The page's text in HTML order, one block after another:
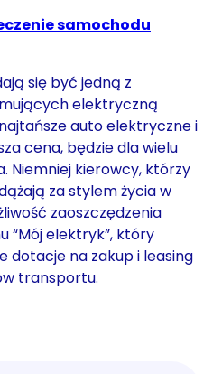
samochodu
się być jedną z
elektryczną
auto elektryczne i
cena, będzie dla wielu
Niemniej kierowcy, którzy
za stylem życia w
zaoszczędzenia
“Mój elektryk”, który
dotacje na zakup i leasing
transportu.